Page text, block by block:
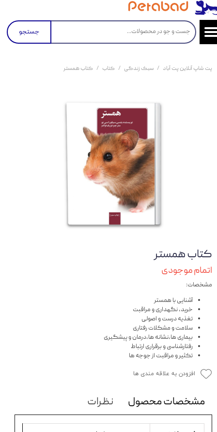
جستجو
پت شاپ آنلاین پت آباد سبک زندگی کتاب کتاب همستر
کتاب همستر
اتمام موجودی
مشخصات:
آشنایی با همستر
خرید، نگهداری و مراقبت
تغذیه درست و اصولی
سلامت و مشکلات رفتاری
بیماری ها,نشانه ها,درمان و پیشگیری
رفتارشناسی و برقراری ارتباط
تکثیر و مراقبت از جوجه ها
افزودن به علاقه مندی ها
مشخصات محصول نظرات